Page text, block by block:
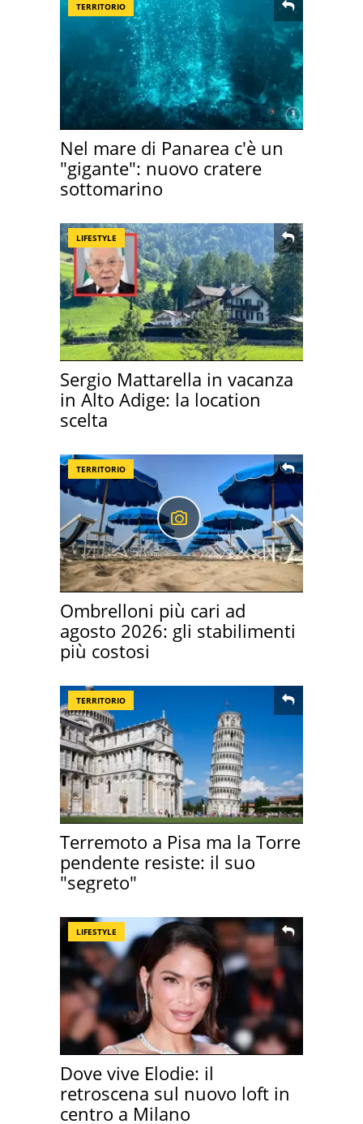
TERRITORIO
Nel mare di Panarea c'è un
"gigante": nuovo cratere
sottomarino
LIFESTYLE
Sergio Mattarella in vacanza
in Alto Adige: la location
scelta
TERRITORIO
Ombrelloni più cari ad
agosto 2026: gli stabilimenti
più costosi
TERRITORIO
Terremoto a Pisa ma la Torre
pendente resiste: il suo
"segreto"
LIFESTYLE
Dove vive Elodie: il
retroscena sul nuovo loft in
centro a Milano